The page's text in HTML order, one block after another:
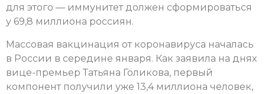
для этого — иммунитет должен сформироваться
у 69,8 миллиона россиян.
Массовая вакцинация от коронавируса началась
в России в середине января. Как заявила на днях
вице-премьер Татьяна Голикова, первый
компонент получили уже 13,4 миллиона человек,